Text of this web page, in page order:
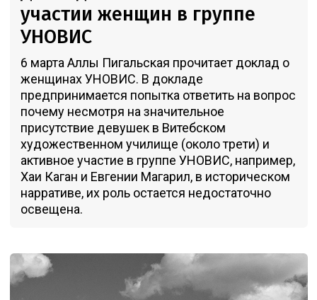
участии женщин в группе
УНОВИС
6 марта Аллы Пигальская прочитает доклад о
женщинах УНОВИС. В докладе
предпринимается попытка ответить на вопрос
почему несмотря на значительное
присутствие девушек в Витебском
художественном училище (около трети) и
активное участие в группе УНОВИС, например,
Хаи Каган и Евгении Магарил, в историческом
нарративе, их роль остается недостаточно
освещена.